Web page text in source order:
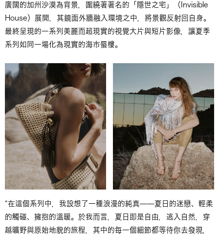
廣闊的加州沙漠為背景，圍繞著著名的「隱世之宅」（Invisible
House）展開，其鏡面外牆融入環境之中，將景觀反射回自身。
最終呈現的一系列美麗而超現實的視覺大片與短片影像，讓夏季
系列如同一場化為現實的海市蜃樓。
“在這個系列中，我設想了一種浪漫的純真——夏日的迷戀、輕柔
的觸碰、擁抱的溫暖。於我而言，夏日即是自由，逃入自然，穿
越曠野與原始地貌的旅程，其中的每一個細節都等待你去發現，